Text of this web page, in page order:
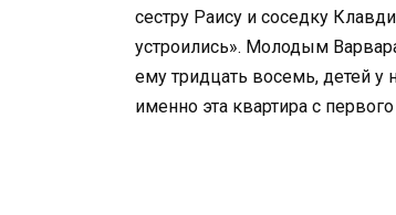
сестру Раису и соседку
устроились». Молодым
ему тридцать восемь, детей у
именно эта квартира с